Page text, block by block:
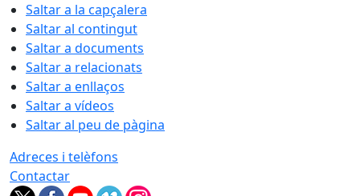
Saltar a la capçalera
Saltar al contingut
Saltar a documents
Saltar a relacionats
Saltar a enllaços
Saltar a vídeos
Saltar al peu de pàgina
Adreces i telèfons
Contactar